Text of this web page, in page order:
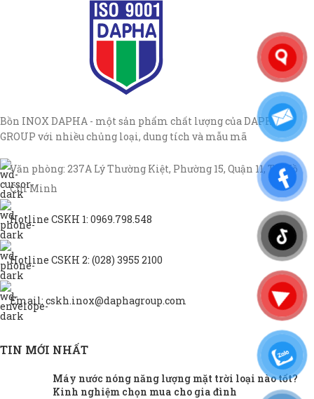
Bồn INOX DAPHA - một sản phẩm chất lượng của DAPHA
GROUP với nhiều chủng loại, dung tích và mẫu mã
Văn phòng: 237A Lý Thường Kiệt, Phường 15, Quận 11, TP Hồ
Chí Minh
Hotline CSKH 1: 0969.798.548
Hotline CSKH 2: (028) 3955 2100
Email: cskh.inox@daphagroup.com
TIN MỚI NHẤT
Máy nước nóng năng lượng mặt trời loại nào tốt?
Kinh nghiệm chọn mua cho gia đình